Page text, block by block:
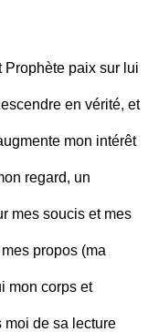
Prophète paix sur lui
en vérité, et
mon intérêt
regard, un
mes soucis et mes
propos (ma
mon corps et
moi de sa lecture